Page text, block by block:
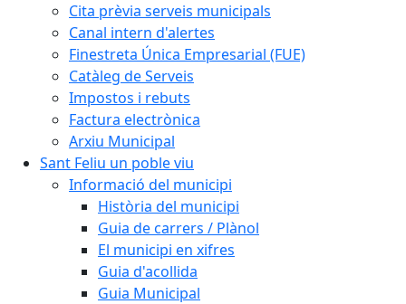
Cita prèvia serveis municipals
Canal intern d'alertes
Finestreta Única Empresarial (FUE)
Catàleg de Serveis
Impostos i rebuts
Factura electrònica
Arxiu Municipal
Sant Feliu un poble viu
Informació del municipi
Història del municipi
Guia de carrers / Plànol
El municipi en xifres
Guia d'acollida
Guia Municipal